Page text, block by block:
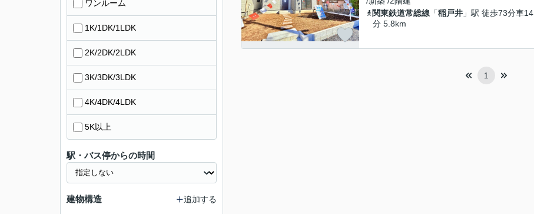
関東鉄道常総線 「稲戸井 」駅 徒歩73分車14
分 5.8km
1
ワンルーム
1K/1DK/1LDK
2K/2DK/2LDK
3K/3DK/3LDK
4K/4DK/4LDK
5K以上
駅・バス停からの時間
建物構造 追加する